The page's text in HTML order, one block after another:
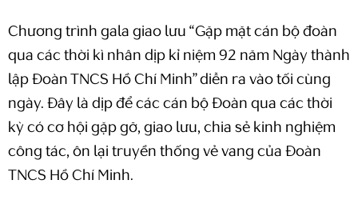
Chương trình gala giao lưu “Gặp mặt cán bộ đoàn
qua các thời kì nhân dịp kỉ niệm 92 năm Ngày thành
lập Đoàn TNCS Hồ Chí Minh” diễn ra vào tối cùng
ngày. Đây là dịp để các cán bộ Đoàn qua các thời
kỳ có cơ hội gặp gỡ, giao lưu, chia sẻ kinh nghiệm
công tác, ôn lại truyền thống vẻ vang của Đoàn
TNCS Hồ Chí Minh.